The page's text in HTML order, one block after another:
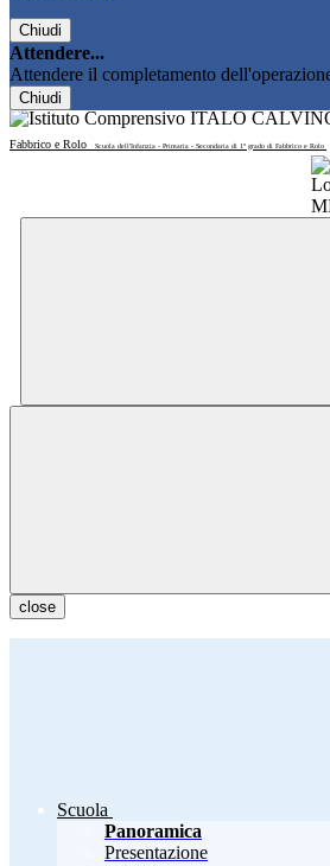
Chiudi
Attendere...
Attendere il completamento
Chiudi
Fabbrico e Rolo
Scuola dell'Infanzia - Primaria - Secondaria di 1° grado di Fabbrico e Rolo
close
Scuola
Panoramica
Presentazione